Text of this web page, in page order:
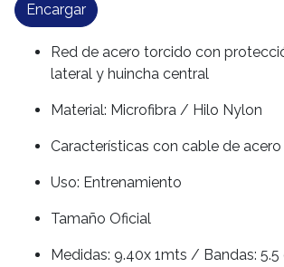
Encargar
Red de acero torcido con
lateral y huincha central
Material: Microfibra / Hilo Nylon
Características con cable de acero
Uso: Entrenamiento
Tamaño Oficial
Medidas: 9.40x 1mts / Bandas: